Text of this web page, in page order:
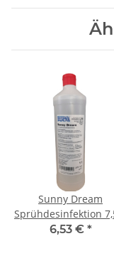
Sunny Dream
Sprühdesinfektion
gebrauchsfertig
6,53 € *